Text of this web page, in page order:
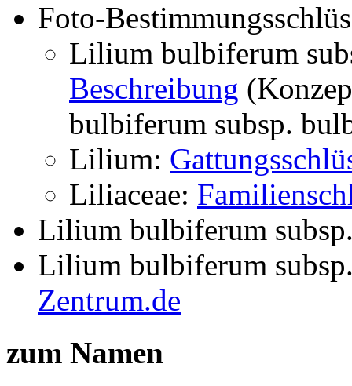
Foto-
Lilium bulbiferum
Beschreibung
bulbiferum subsp.
Lilium:
Liliaceae:
Lilium bulbiferum
Lilium bulbiferum
Zentrum.de
zum Namen